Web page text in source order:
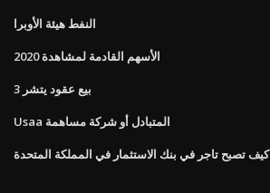
النفط هيئة الأوبرا
الأسهم القادمة لمشاهدة 2020
بيع عقود يتشر 3
Usaa المتبادل أو شركة مساهمة
كيف تصبح تاجر في بنك الاستثمار في المملكة المتحدة